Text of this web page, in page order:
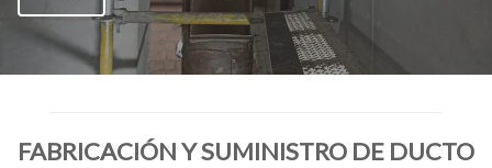
FABRICACIÓN Y SUMINISTRO DE DUCTO